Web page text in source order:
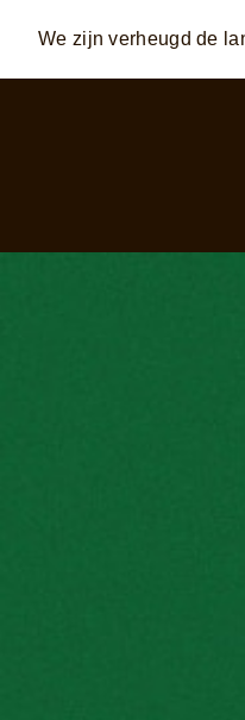
Skip to: MAIN
We zijn verheugd de